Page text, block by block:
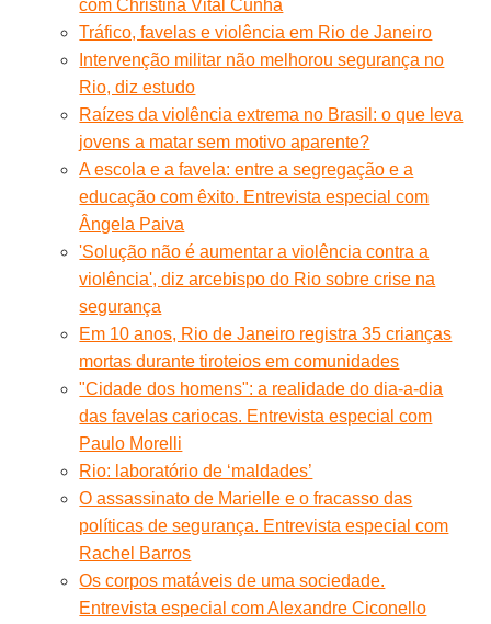
com Christina Vital Cunha
Tráfico, favelas e violência em Rio de Janeiro
Intervenção militar não melhorou segurança no
Rio, diz estudo
Raízes da violência extrema no Brasil: o que leva
jovens a matar sem motivo aparente?
A escola e a favela: entre a segregação e a
educação com êxito. Entrevista especial com
Ângela Paiva
'Solução não é aumentar a violência contra a
violência', diz arcebispo do Rio sobre crise na
segurança
Em 10 anos, Rio de Janeiro registra 35 crianças
mortas durante tiroteios em comunidades
"Cidade dos homens": a realidade do dia-a-dia
das favelas cariocas. Entrevista especial com
Paulo Morelli
Rio: laboratório de ‘maldades’
O assassinato de Marielle e o fracasso das
políticas de segurança. Entrevista especial com
Rachel Barros
Os corpos matáveis de uma sociedade.
Entrevista especial com Alexandre Ciconello